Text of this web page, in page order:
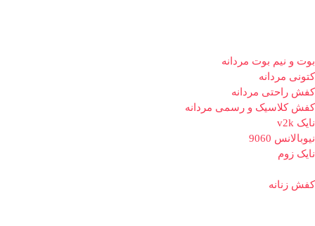
بوت و نیم بوت مردانه
کتونی مردانه
کفش راحتی مردانه
کفش کلاسیک و رسمی مردانه
نایک v2k
نیوبالانس 9060
نایک زوم
کفش زنانه